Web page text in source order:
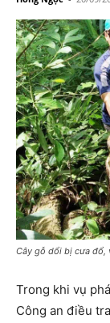
Cây gỗ dổi bị cưa đổ,
Trong khi vụ
Công an điều